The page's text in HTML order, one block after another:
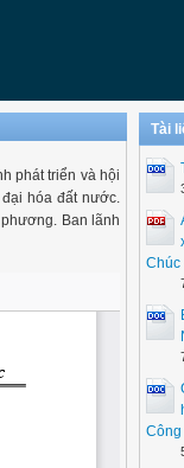
phát triển và hội
hóa đất nước.
Ban lãnh
Tài
Chúc
Công